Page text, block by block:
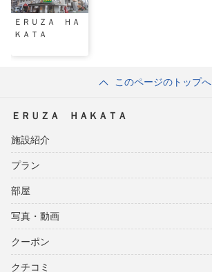
ＥＲＵＺＡ ＨＡ
ＫＡＴＡ
このページのトップへ
ＥＲＵＺＡ ＨＡＫＡＴＡ
施設紹介
プラン
部屋
写真・動画
クーポン
クチコミ